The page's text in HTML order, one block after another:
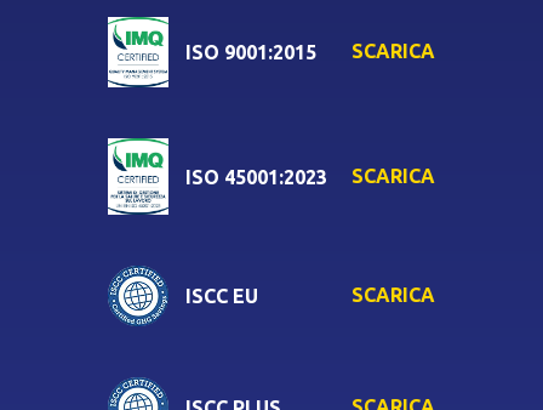
ISO 9001:2015 SCARICA
ISO 45001:2023 SCARICA
ISCC EU SCARICA